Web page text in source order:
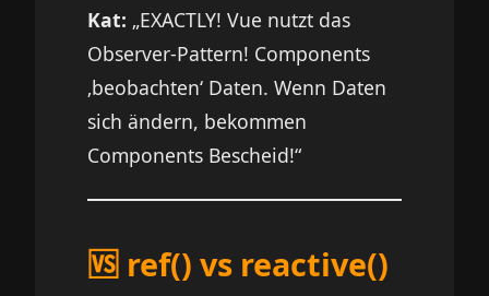
Kat: „EXACTLY! Vue nutzt das
Observer-Pattern! Components
‚beobachten‘ Daten. Wenn Daten
sich ändern, bekommen
Components Bescheid!“
🆚 ref() vs reactive()